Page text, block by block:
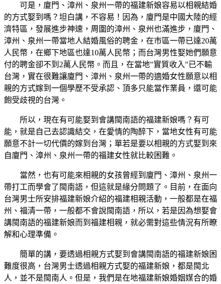
可是，廈門、漳州、泉州一帶的福建新娘容易以相親結婚
的方式娶到嗎？坦白講，不容易！因為，廈門是中國大陸的經
濟特區，發展進步神速，周圍的漳州、泉州也滿進步，廈門、
漳州、泉州一帶當地人結婚風俗的聘金，在市區一帶已達20萬
人民幣，在鄉下地區也達10萬人民幣；而台灣男性娶她們願意
付的聘金卻不到2萬人民幣。而且，在當地"實質收入"已不輸
台灣，實在很難讓廈門、漳州、泉州一帶的適婚女性願意以相
親的方式嫁到一個學歷不受承認、頂多只能當作業員，還可能
飽受歧視的台灣。
所以，現在有可能娶到會講閩南語的福建新娘嗎？有可
能，就是自己去認識結交，在愛情的陶醉下，當地女性有可能
願意不計一切代價的嫁到台灣；單若是要以相親的方式娶到來
自廈門、漳州、泉州一帶的福建女性就比較困難。
當然，也有可能來相親的女孩曾經到廈門、漳州、泉州一
帶打工而學會了閩南語，但這就是緣分問題了。目前，在面向
台灣男士所安排福建新娘介紹的福建相親活動，一般都是在福
州、福清一帶，一般都不會說閩南語，所以，若是因為想娶會
講閩南語的福建新娘而到福建相親，就必需對這些情況有所瞭
解和心理準備。
簡單的講，要透過相親方式娶到會講閩南語的福建新娘困
難度很高，台灣男士透過相親方式娶的福建新娘，都是閩北
人，並不是閩南人。但是，我們是在地福建新娘婚姻媒合的婚